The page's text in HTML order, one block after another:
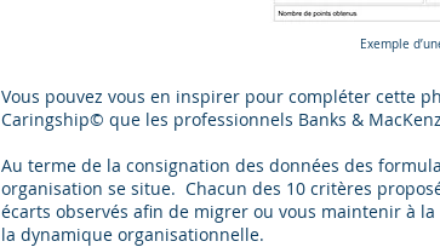
Exemple
Vous pouvez vous en inspirer pour compléter cette
Caringship© que les professionnels Banks &
Au terme de la consignation des données des
organisation se situe. Chacun des 10 critères
écarts observés afin de migrer ou vous maintenir à
la dynamique organisationnelle.